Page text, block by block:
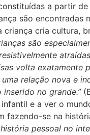
a partir
são
cria cultura,
são
volta exatamente
relação nova e
no grande.”(
e a ver o
fazendo-se na
pessoal no